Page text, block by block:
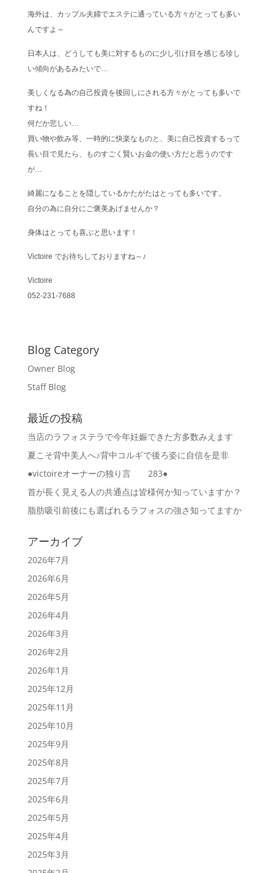
海外は、カップル夫婦でエステに通っている方々がとっても多い
んですよ～
日本人は、どうしても美に対するものに少し引け目を感じる珍し
い傾向があるみたいで…
美しくなる為の自己投資を後回しにされる方々がとっても多いで
すね！
何だか悲しい…
買い物や飲み等、一時的に快楽なものと、美に自己投資するって
長い目で見たら、ものすごく賢いお金の使い方だと思うのです
が…
綺麗になることを隠しているかたがたはとっても多いです。
自分の為に自分にご褒美あげませんか？
身体はとっても喜ぶと思います！
Victoire でお待ちしておりますね～♪
Victoire
052-231-7688
Blog Category
Owner Blog
Staff Blog
最近の投稿
当店のラフォステラで今年妊娠できた方多数みえます
夏こそ背中美人へ♪背中コルギで後ろ姿に自信を是非
●victoireオーナーの独り言 283●
首が長く見える人の共通点は皆様何か知っていますか？
脂肪吸引前後にも選ばれるラフォスの強さ知ってますか
アーカイブ
2026年7月
2026年6月
2026年5月
2026年4月
2026年3月
2026年2月
2026年1月
2025年12月
2025年11月
2025年10月
2025年9月
2025年8月
2025年7月
2025年6月
2025年5月
2025年4月
2025年3月